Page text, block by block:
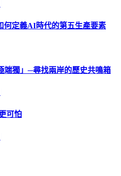
定義AI時代的第五生產要素
端獨」─尋找兩岸的歷史共鳴箱
可怕